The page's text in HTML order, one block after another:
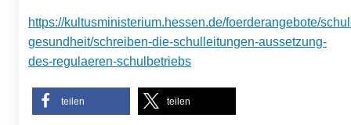
https://kultusministerium.hessen.de/foerderangebote/
gesundheit/schreiben-die-schulleitungen-aussetzung-
des-regulaeren-schulbetriebs
teilen teilen